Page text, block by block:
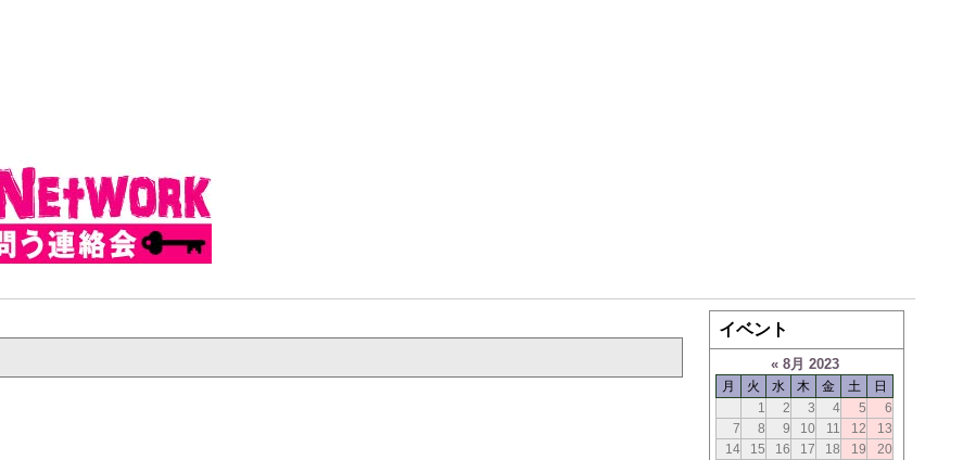
イベント
« 8月 2023
月 火 水 木 金 土
日
1
2 3 4 5
6
7
8 9 10 11 12
13
14
15 16 17 18 19
20